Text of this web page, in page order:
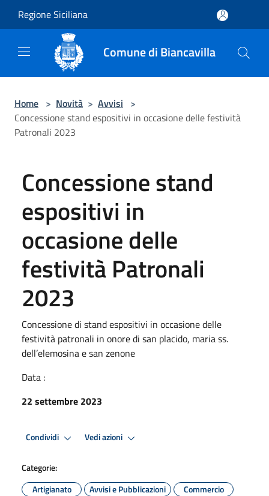
Regione Siciliana
Comune di Biancavilla
Home > Novità > Avvisi >
Concessione stand espositivi in occasione delle festività
Patronali 2023
Concessione stand
espositivi in
occasione delle
festività Patronali
2023
Concessione di stand espositivi in occasione delle
festività patronali in onore di san placido, maria ss.
dell’elemosina e san zenone
Data :
22 settembre 2023
Condividi Vedi azioni
Categorie:
Artigianato
Avvisi e Pubblicazioni
Commercio